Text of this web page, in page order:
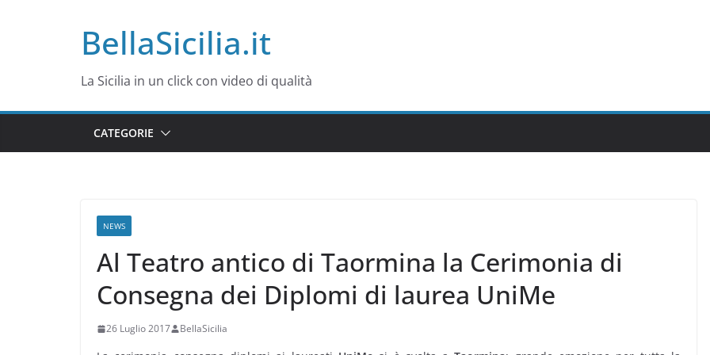
BellaSicilia.it
La Sicilia in un click con video di qualità
CATEGORIE
NEWS
Al Teatro antico di Taormina la Cerimonia di
Consegna dei Diplomi di laurea UniMe
26 Luglio 2017 BellaSicilia